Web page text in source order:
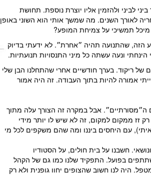
לביני ולהזמין אליו יוצרת נוספת. תחושת
לאורך השנים. מה שמשך אותי הוא השוני באופן
מיכל תמשיכי על צמיחת המופע?
הזה, שהתנועה תהיה ״אחרת״. לא ידעתי בדיוק
ונעה עשתה כל מיני התנסויות תנועתיות.
של ריקוד. בערך חודשיים אחרי שהתחלנו הבן שלי
אמורה להיות בתוך העבודה. זה היה אמור
ה״מסורתיים״. אבל במקרה זה הצורך עלה מתוך
זז ממקום למקום, זה לא שיש לו יותר מידי
עם היחסים ביננו ומה שהם משקפים לכל מי
חשבנו על בית חולים, על הסטודיו
בפועל. התפקיד שלנו כמו גם של הקהל
היה לנו חשוב שהצופים יחוו גופנית ולא רק